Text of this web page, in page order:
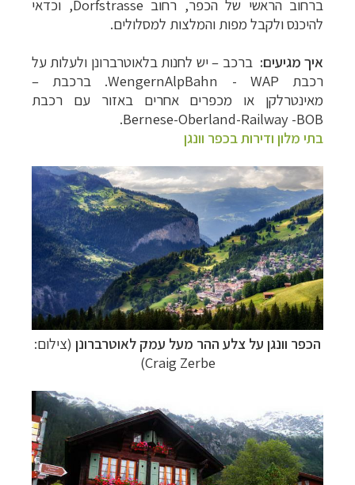
ברחוב הראשי של הכפר, רחוב Dorfstrasse, וכדאי
להיכנס ולקבל מפות והמלצות למסלולים.
איך מגיעים:ברכב – יש לחנות בלאוטרברונן ולעלות על
רכבת WengernAlpBahn - WAP. ברכבת –
מאינטרלקן או מכפרים אחרים באזור עם רכבת
Bernese-Oberland-Railway -BOB.
בתי מלון ודירות בכפר וונגן
הכפר וונגן על צלע ההר מעל עמק לאוטרברונן (צילום:
Craig Zerbe)